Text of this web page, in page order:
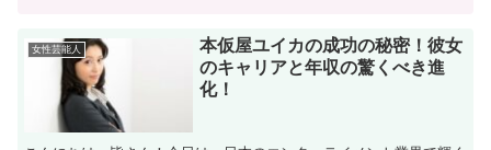
女性芸能人
本仮屋ユイカの成功の秘密！彼女
のキャリアと年収の驚くべき進
化！